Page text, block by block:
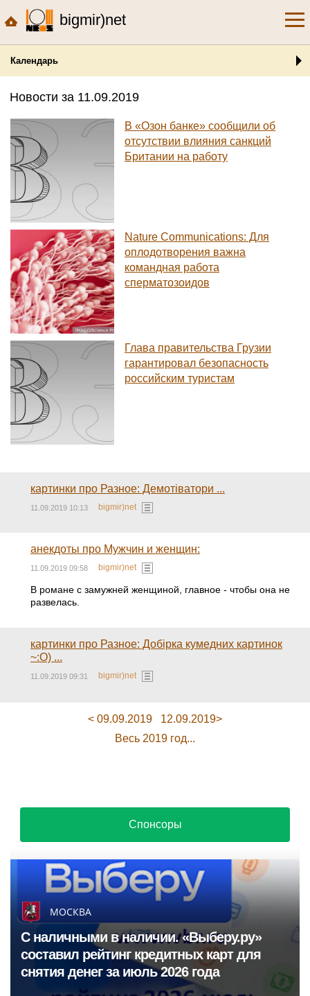
bigmir)net
Календарь
Новости за 11.09.2019
В «Озон банке» сообщили об
отсутствии влияния санкций
Британии на работу
Nature Communications: Для
оплодотворения важна
командная работа
сперматозоидов
Глава правительства Грузии
гарантировал безопасность
российским туристам
картинки про Разное: Демотіватори ...
11.09.2019 10:13 bigmir)net
анекдоты про Мужчин и женщин:
11.09.2019 09:58 bigmir)net
В романе с замужней женщиной, главное - чтобы она не
развелась.
картинки про Разное: Добірка кумедних картинок
~:O) ...
11.09.2019 09:31 bigmir)net
< 09.09.2019
12.09.2019>
Весь 2019 год...
Спонсоры
МОСКВА
С наличными в наличии. «Выберу.ру»
составил рейтинг кредитных карт для
снятия денег за июль 2026 года